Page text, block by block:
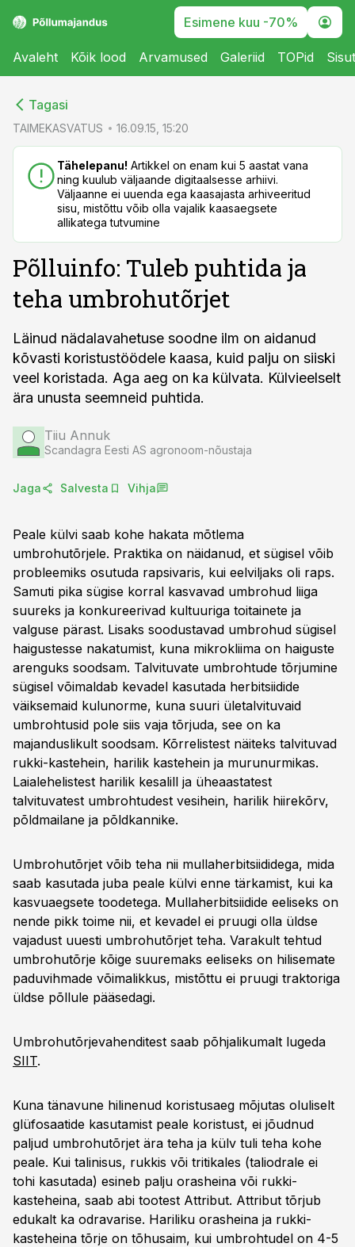
Esimene kuu -70%
Avaleht Kõik lood Arvamused Galeriid TOPid
Tagasi
TAIMEKASVATUS 16.09.15, 15:20
Tähelepanu! Artikkel on enam kui 5 aastat vana
ning kuulub väljaande digitaalsesse arhiivi.
Väljaanne ei uuenda ega kaasajasta arhiveeritud
sisu, mistõttu võib olla vajalik kaasaegsete
allikatega tutvumine
Põlluinfo: Tuleb puhtida ja
teha umbrohutõrjet
Läinud nädalavahetuse soodne ilm on aidanud
kõvasti koristustöödele kaasa, kuid palju on siiski
veel koristada. Aga aeg on ka külvata. Külvieelselt
ära unusta seemneid puhtida.
Tiiu Annuk
Scandagra Eesti AS agronoom-nõustaja
Jaga Salvesta Vihja
Peale külvi saab kohe hakata mõtlema
umbrohutõrjele. Praktika on näidanud, et sügisel võib
probleemiks osutuda rapsivaris, kui eelviljaks oli raps.
Samuti pika sügise korral kasvavad umbrohud liiga
suureks ja konkureerivad kultuuriga toitainete ja
valguse pärast. Lisaks soodustavad umbrohud sügisel
haigustesse nakatumist, kuna mikrokliima on haiguste
arenguks soodsam. Talvituvate umbrohtude tõrjumine
sügisel võimaldab kevadel kasutada herbitsiidide
väiksemaid kulunorme, kuna suuri ületalvituvaid
umbrohtusid pole siis vaja tõrjuda, see on ka
majanduslikult soodsam. Kõrrelistest näiteks talvituvad
rukki-kastehein, harilik kastehein ja murunurmikas.
Laialehelistest harilik kesalill ja üheaastatest
talvituvatest umbrohtudest vesihein, harilik hiirekõrv,
põldmailane ja põldkannike.
Umbrohutõrjet võib teha nii mullaherbitsiididega, mida
saab kasutada juba peale külvi enne tärkamist, kui ka
kasvuaegsete toodetega. Mullaherbitsiidide eeliseks on
nende pikk toime nii, et kevadel ei pruugi olla üldse
vajadust uuesti umbrohutõrjet teha. Varakult tehtud
umbrohutõrje kõige suuremaks eeliseks on hilisemate
paduvihmade võimalikkus, mistõttu ei pruugi traktoriga
üldse põllule pääsedagi.
Umbrohutõrjevahenditest saab põhjalikumalt lugeda
SIIT.
Kuna tänavune hilinenud koristusaeg mõjutas oluliselt
glüfosaatide kasutamist peale koristust, ei jõudnud
paljud umbrohutõrjet ära teha ja külv tuli teha kohe
peale. Kui talinisus, rukkis või tritikales (taliodrale ei
tohi kasutada) esineb palju orasheina või rukki-
kasteheina, saab abi tootest Attribut. Attribut tõrjub
edukalt ka odravarise. Hariliku orasheina ja rukki-
kasteheina tõrje on tõhusaim, kui umbrohtudel on 4-5